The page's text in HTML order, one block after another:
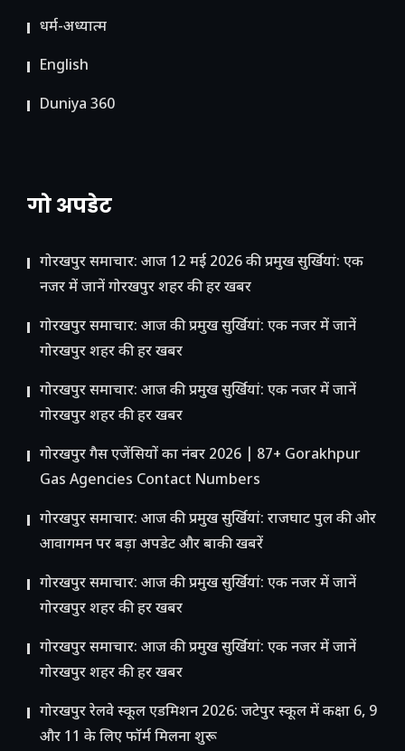
धर्म-अध्यात्म
English
Duniya 360
गो अपडेट
गोरखपुर समाचार: आज 12 मई 2026 की प्रमुख सुर्खियां: एक
नजर में जानें गोरखपुर शहर की हर खबर
गोरखपुर समाचार: आज की प्रमुख सुर्खियां: एक नजर में जानें
गोरखपुर शहर की हर खबर
गोरखपुर समाचार: आज की प्रमुख सुर्खियां: एक नजर में जानें
गोरखपुर शहर की हर खबर
गोरखपुर गैस एजेंसियों का नंबर 2026 | 87+ Gorakhpur
Gas Agencies Contact Numbers
गोरखपुर समाचार: आज की प्रमुख सुर्खियां: राजघाट पुल की ओर
आवागमन पर बड़ा अपडेट और बाकी खबरें
गोरखपुर समाचार: आज की प्रमुख सुर्खियां: एक नजर में जानें
गोरखपुर शहर की हर खबर
गोरखपुर समाचार: आज की प्रमुख सुर्खियां: एक नजर में जानें
गोरखपुर शहर की हर खबर
गोरखपुर रेलवे स्कूल एडमिशन 2026: जटेपुर स्कूल में कक्षा 6, 9
और 11 के लिए फॉर्म मिलना शुरू